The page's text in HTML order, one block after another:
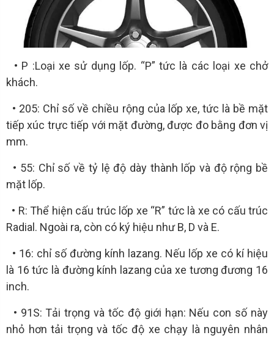
• P :Loại xe sử dụng lốp. “P” tức là các loại xe chở
khách.
• 205: Chỉ số về chiều rộng của lốp xe, tức là bề mặt
tiếp xúc trực tiếp với mặt đường, được đo bằng đơn vị
mm.
• 55: Chỉ số về tỷ lệ độ dày thành lốp và độ rộng bề
mặt lốp.
• R: Thể hiện cấu trúc lốp xe “R” tức là xe có cấu trúc
Radial. Ngoài ra, còn có ký hiệu như B, D và E.
• 16: chỉ số đường kính lazang. Nếu lốp xe có kí hiệu
là 16 tức là đường kính lazang của xe tương đương 16
inch.
• 91S: Tải trọng và tốc độ giới hạn: Nếu con số này
nhỏ hơn tải trọng và tốc độ xe chạy là nguyên nhân